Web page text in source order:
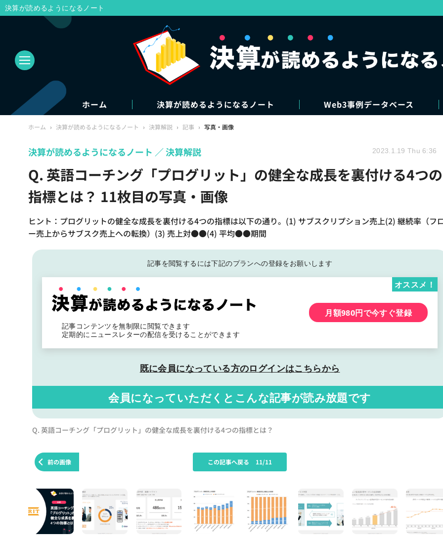
ホーム 決算が読めるようになるノート Web3事例データベース
ホーム › 決算が読めるようになるノート › 決算解説 › 記事 › 写真・画像
Q. 英語コーチング「プログリット」の健全な成長を裏付ける4つの
指標とは？ 11枚目の写真・画像
ヒント：プログリットの健全な成長を裏付ける4つの指標は以下の通り。(1) サブスクリプション売上(2) 継続率（フ
ー売上からサブスク売上への転換）(3) 売上対●●(4) 平均●●期間
決算が読めるようになるノート 決算解説 2023.1.19 Thu 6:36
記事を閲覧するには下記のプランへの登録をお願いします
記事コンテンツを無制限に閲覧できます
定期的にニュースレターの配信を受けることができます
オススメ！
月額980円で今すぐ登録
既に会員になっている方のログインはこちらから
会員になっていただくと こんな記事が読み放題です
Q. 英語コーチング「プログリット」の健全な成長を裏付ける4つの指標とは？
前の画像 この記事へ戻る 11/11
決算が読めるようになるノート